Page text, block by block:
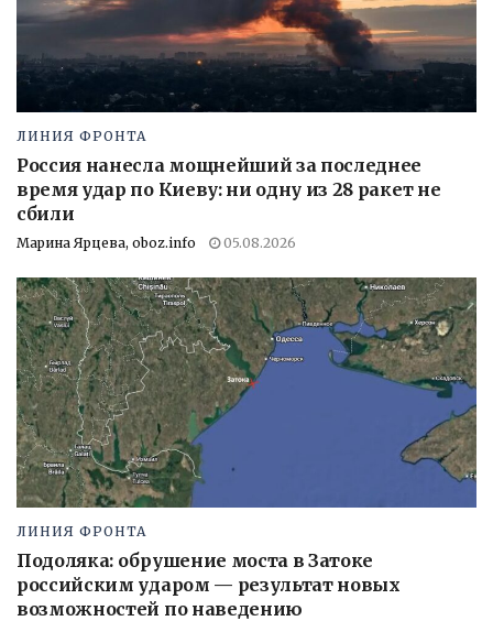
ЛИНИЯ ФРОНТА
Россия нанесла мощнейший за последнее
время удар по Киеву: ни одну из 28 ракет не
сбили
Марина Ярцева, oboz.info 05.08.2026
ЛИНИЯ ФРОНТА
Подоляка: обрушение моста в Затоке
российским ударом — результат новых
возможностей по наведению